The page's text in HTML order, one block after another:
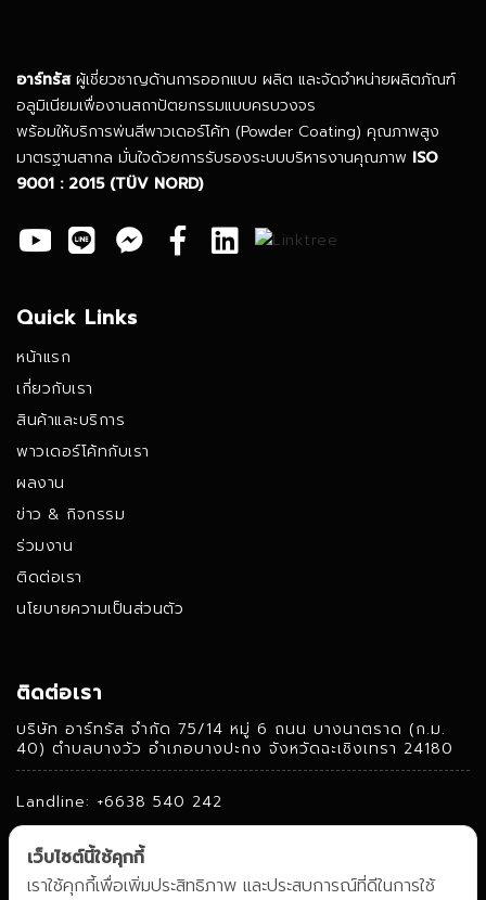
อาร์ทรัสผู้เชี่ยวชาญด้านการออกแบบ ผลิต และจัดจำหน่ายผลิตภัณฑ์
อลูมิเนียมเพื่องานสถาปัตยกรรมแบบครบวงจร
พร้อมให้บริการพ่นสีพาวเดอร์โค้ท (Powder Coating) คุณภาพสูง
มาตรฐานสากล มั่นใจด้วยการรับรองระบบบริหารงานคุณภาพ ISO
9001 : 2015(TÜV NORD)
Quick Links
หน้าแรก
เกี่ยวกับเรา
สินค้าและบริการ
พาวเดอร์โค้ทกับเรา
ผลงาน
ข่าว & กิจกรรม
ร่วมงาน
ติดต่อเรา
นโยบายความเป็นส่วนตัว
ติดต่อเรา
บริษัท อาร์ทรัส จํากัด 75/14 หมู่ 6 ถนน บางนาตราด (ก.ม.
40) ตําบลบางวัว อําเภอบางปะกง จังหวัดฉะเชิงเทรา 24180
Landline: +6638 540 242
Fax: +6638 540 241
Mobile: +6684 360 2230
เว็บไซต์นี้ใช้คุกกี้
เราใช้คุกกี้เพื่อเพิ่มประสิทธิภาพ และประสบการณ์ที่ดีในการใช้